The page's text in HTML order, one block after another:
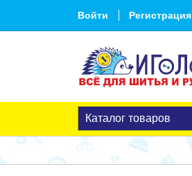
Войти Регистрация
Каталог товаров